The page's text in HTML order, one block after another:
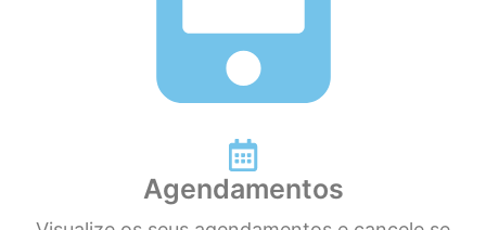
Agendamentos